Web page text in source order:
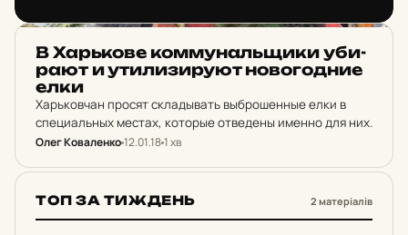
производстве ртути на предприятии по адресу:
Харьков, улица…
В Харь­ко­ве ком­му­наль­щи­ки уби­
ра­ют и ути­ли­зи­ру­ют но­во­год­ние
елки
Харьковчан просят складывать выброшенные елки в
специальных местах, которые отведены именно для них.
Олег Коваленко12.01.181 хв
ТОП ЗА ТИЖДЕНЬ 2 матеріалів
1 2